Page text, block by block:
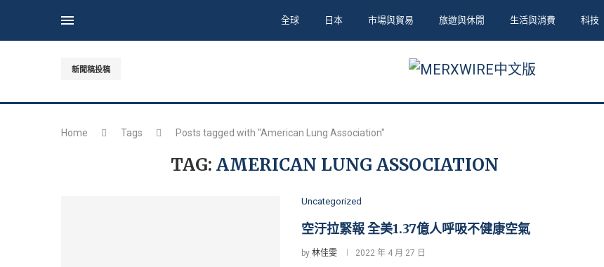
全球 日本 市場與貿易 旅遊與休閒 生活與消費 科技
新聞稿投稿
Home Tags Posts tagged with "American Lung Association"
TAG:AMERICAN LUNG ASSOCIATION
Uncategorized
空汙拉緊報 全美1.37億人呼吸不健康空氣
by 林佳雯 2022 年 4 月 27 日